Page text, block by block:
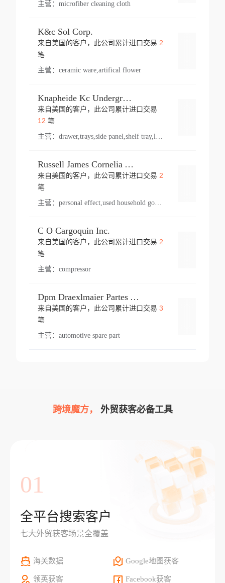
主营： microfiber cleaning cloth
K&c Sol Corp.
来自美国的客户，此公司累计进口交易 2
笔
主营： ceramic ware,artifical flower
Knapheide Kc Underground
来自美国的客户，此公司累计进口交易
12 笔
主营：
Russell James Cornelia Arlington Va
来自美国的客户，此公司累计进口交易 2
笔
主营： personal effect,used household goods
C O Cargoquin Inc.
来自美国的客户，此公司累计进口交易 2
笔
主营： compressor
Dpm Draexlmaier Partes Automotrices Corr Ind Huejotzingo
来自美国的客户，此公司累计进口交易 3
笔
主营： automotive spare part
跨境魔方， 外贸获客必备工具
01
全平台搜索客户
七大外贸获客场景全覆盖
海关数据 Google地图获客
领英获客 Facebook获客